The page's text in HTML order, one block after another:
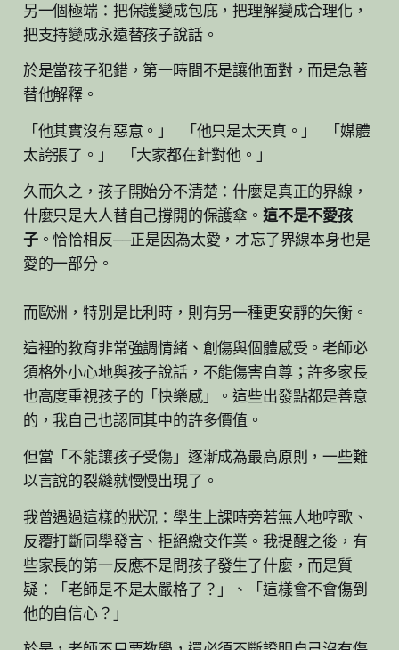
另一個極端：把保護變成包庇，把理解變成合理化，
把支持變成永遠替孩子說話。
於是當孩子犯錯，第一時間不是讓他面對，而是急著
替他解釋。
「他其實沒有惡意。」 「他只是太天真。」 「媒體
太誇張了。」 「大家都在針對他。」
久而久之，孩子開始分不清楚：什麼是真正的界線，
什麼只是大人替自己撐開的保護傘。 這不是不愛孩
子。恰恰相反——正是因為太愛，才忘了界線本身也是
愛的一部分。
而歐洲，特別是比利時，則有另一種更安靜的失衡。
這裡的教育非常強調情緒、創傷與個體感受。老師必
須格外小心地與孩子說話，不能傷害自尊；許多家長
也高度重視孩子的「快樂感」。這些出發點都是善意
的，我自己也認同其中的許多價值。
但當「不能讓孩子受傷」逐漸成為最高原則，一些難
以言說的裂縫就慢慢出現了。
我曾遇過這樣的狀況：學生上課時旁若無人地哼歌、
反覆打斷同學發言、拒絕繳交作業。我提醒之後，有
些家長的第一反應不是問孩子發生了什麼，而是質
疑：「老師是不是太嚴格了？」、「這樣會不會傷到
他的自信心？」